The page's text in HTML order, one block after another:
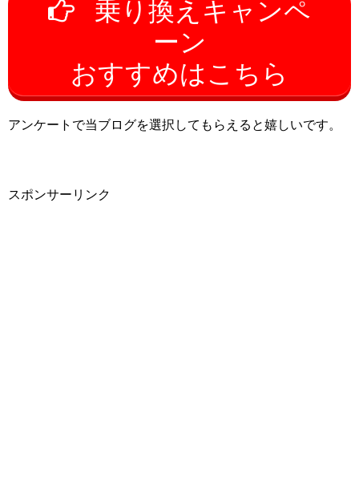
乗り換えキャンペ
ーン
おすすめはこちら
アンケートで当ブログを選択してもらえると嬉しいです。
スポンサーリンク